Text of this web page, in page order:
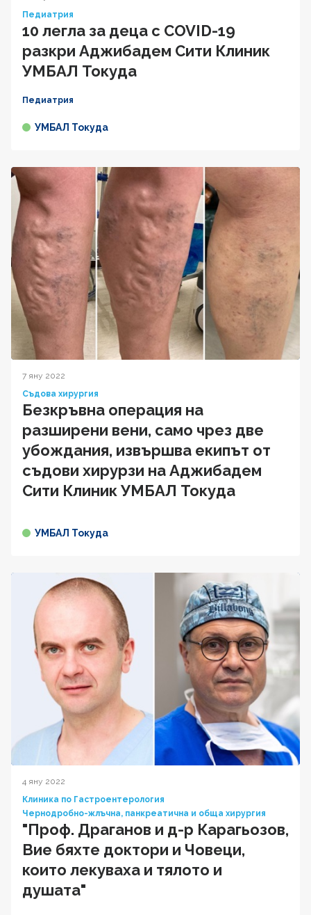
Педиатрия
10 легла за деца с COVID-19
разкри Аджибадем Сити Клиник
УМБАЛ Токуда
Педиатрия
УМБАЛ Токуда
7 яну 2022
Съдова хирургия
Безкръвна операция на
разширени вени, само чрез две
убождания, извършва екипът от
съдови хирурзи на Аджибадем
Сити Клиник УМБАЛ Токуда
УМБАЛ Токуда
4 яну 2022
Клиника по Гастроентерология
Чернодробно-жлъчна, панкреатична и обща хирургия
"Проф. Драганов и д-р Карагьозов,
Вие бяхте доктори и Човеци,
които лекуваха и тялото и
душата"